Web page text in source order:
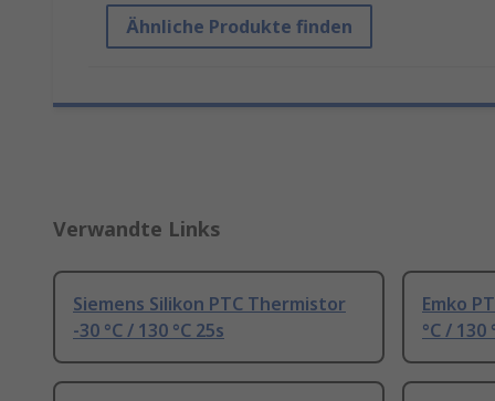
Ähnliche Produkte finden
Verwandte Links
Siemens Silikon PTC Thermistor
-30 °C / 130 °C 25s
Emko
°C / 130